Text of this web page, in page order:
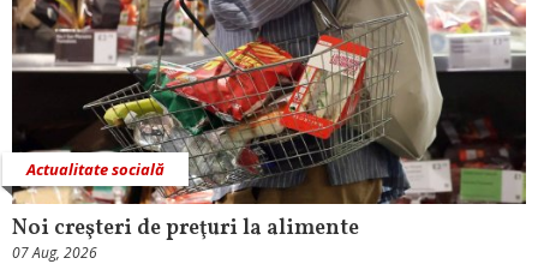
Actualitate socială
Noi creşteri de preţuri la alimente
07 Aug, 2026